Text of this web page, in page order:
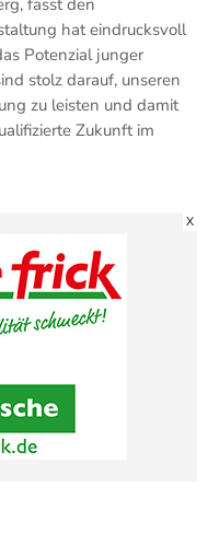
hat eindrucksvoll
Potenzial junger
stolz darauf, unseren
zu leisten und damit
Zukunft im
X